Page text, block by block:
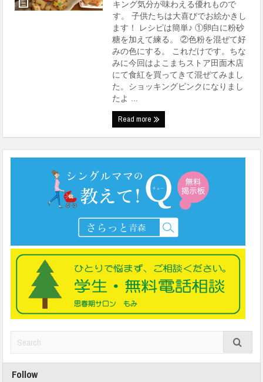
キング気分が味わえる優れもので
す。 子供たちは大喜びでお絵かきし
ます！ レシピは簡単♪ ①卵白に粉砂
糖を加えて練る。 ②色粉を混ぜて好
みの色にする。 これだけです。ちな
みに今回はよこまちストア田面木店
にて食紅を買ってきて混ぜてみまし
た。ショッキングピンクになりまし
たよ ...
Read more
Follow